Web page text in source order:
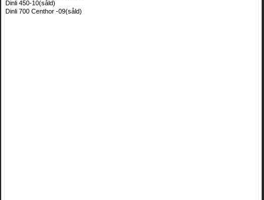
Dinli 450-10(såld)
Dinli 700 Centhor -09(såld)